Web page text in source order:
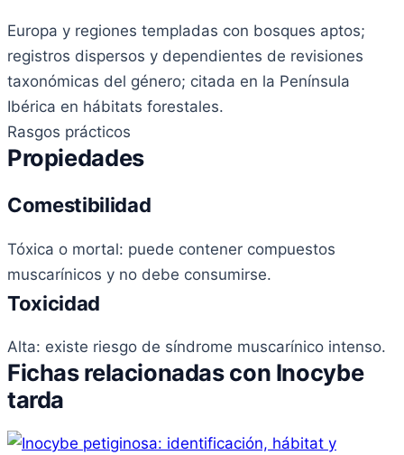
Europa y regiones templadas con bosques aptos;
registros dispersos y dependientes de revisiones
taxonómicas del género; citada en la Península
Ibérica en hábitats forestales.
Rasgos prácticos
Propiedades
Comestibilidad
Tóxica o mortal: puede contener compuestos
muscarínicos y no debe consumirse.
Toxicidad
Alta: existe riesgo de síndrome muscarínico intenso.
Fichas relacionadas con Inocybe
tarda